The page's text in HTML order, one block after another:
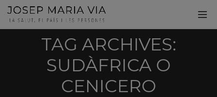
TAG ARCHIVES:
SUDÀFRICA O
CENICERO